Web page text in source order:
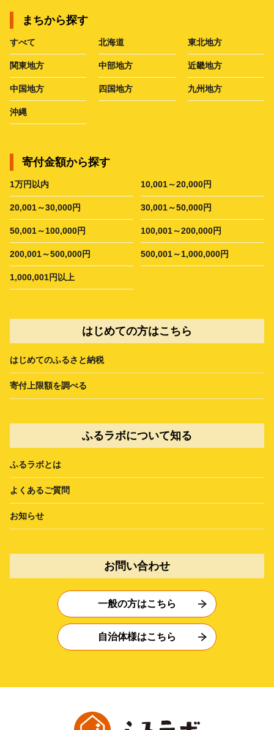
まちから探す
すべて 北海道 東北地方
関東地方 中部地方 近畿地方
中国地方 四国地方 九州地方
沖縄
寄付金額から探す
1万円以内 10,001～20,000円
20,001～30,000円 30,001～50,000円
50,001～100,000円 100,001～200,000円
200,001～500,000円 500,001～1,000,000円
1,000,001円以上
はじめての方はこちら
はじめてのふるさと納税
寄付上限額を調べる
ふるラボについて知る
ふるラボとは
よくあるご質問
お知らせ
お問い合わせ
一般の方はこちら
自治体様はこちら